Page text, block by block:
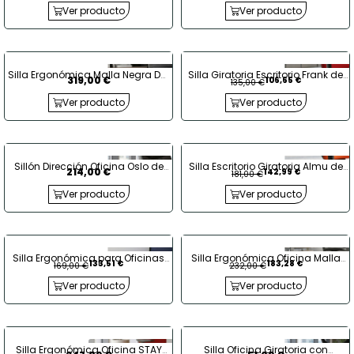
Kunna
Ver producto
Ver producto
Silla Ergonómica Malla Negra Dot
Home de Forma 5
319,00 €
Ver producto
Silla Giratoria Escritorio Frank de
Kunna
135,00 €106,65 €
Ver producto
Sillón Dirección Oficina Oslo de
Euromof
214,00 €
Ver producto
Silla Escritorio Giratoria Almu de
Kunna - EXPRESS
181,00 €142,99 €
Ver producto
Silla Ergonómica para Oficinas
Tapizada Louise de Kunna
169,00 €133,51 €
Ver producto
Silla Ergonómica Oficina Malla
Adda de Kunna - EXPRESS
232,00 €183,28 €
Ver producto
Silla Ergonómica Oficina STAY
Silla Oficina Giratoria con